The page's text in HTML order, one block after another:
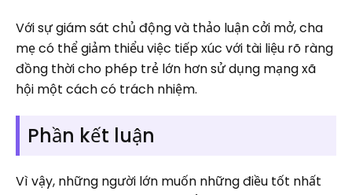
Với sự giám sát chủ động và thảo luận cởi mở, cha
mẹ có thể giảm thiểu việc tiếp xúc với tài liệu rõ ràng
đồng thời cho phép trẻ lớn hơn sử dụng mạng xã
hội một cách có trách nhiệm.
Phần kết luận
Vì vậy, những người lớn muốn những điều tốt nhất